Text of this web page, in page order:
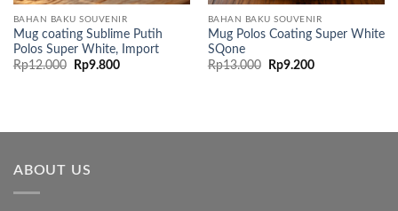
BAHAN BAKU SOUVENIR
Mug coating Sublime Putih
Polos Super White, Import
Rp12.000
Original
price
Rp9.800Current
BAHAN BAKU SOUVENIR
Mug Polos Coating Super White
SQone
Rp13.000
Original
price
Rp9.200Current
ABOUT US